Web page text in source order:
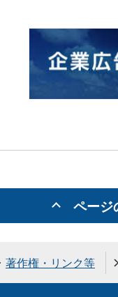
ページ
著作権・リンク等